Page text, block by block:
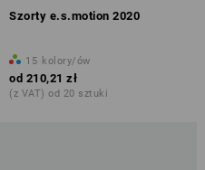
Szorty e.s.motion 2020
15 kolory/ów
od 210,21 zł
(z VAT) od 20 sztuki